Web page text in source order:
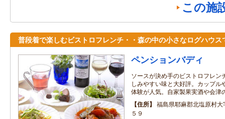
この施
普段着で楽しむビストロフレンチ・・森の中の小さなログハウス
ペンションバディ
ソースが決め手のビストロフレン
しみやすい味と大好評。カップル
体験が人気。自家製果実酒や会津
住所
福島県耶麻郡北塩原村
５９